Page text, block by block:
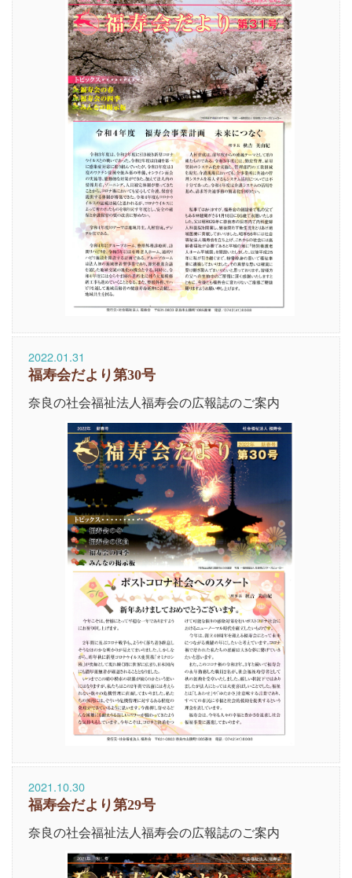
2022.01.31
福寿会だより第30号
奈良の社会福祉法人福寿会の広報誌のご案内
2021.10.30
福寿会だより第29号
奈良の社会福祉法人福寿会の広報誌のご案内